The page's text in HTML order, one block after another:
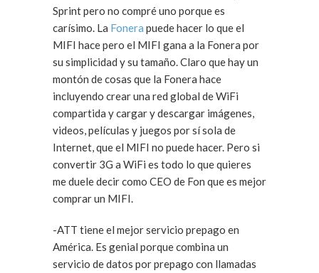
Sprint pero no compré uno porque es
carísimo. La Fonera puede hacer lo que el
MIFI hace pero el MIFI gana a la Fonera por
su simplicidad y su tamaño. Claro que hay un
montón de cosas que la Fonera hace
incluyendo crear una red global de WiFi
compartida y cargar y descargar imágenes,
videos, películas y juegos por sí sola de
Internet, que el MIFI no puede hacer. Pero si
convertir 3G a WiFi es todo lo que quieres
me duele decir como CEO de Fon que es mejor
comprar un MIFI.
-ATT tiene el mejor servicio prepago en
América. Es genial porque combina un
servicio de datos por prepago con llamadas